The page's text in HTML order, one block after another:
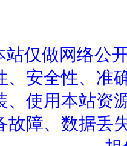
站仅做网络公
、安全性、准
、使用本站资
故障、数据丢